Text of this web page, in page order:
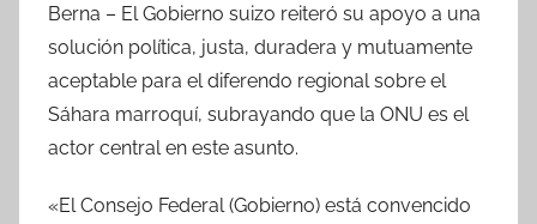
Berna – El Gobierno suizo reiteró su apoyo a una
solución política, justa, duradera y mutuamente
aceptable para el diferendo regional sobre el
Sáhara marroquí, subrayando que la ONU es el
actor central en este asunto.
«El Consejo Federal (Gobierno) está convencido